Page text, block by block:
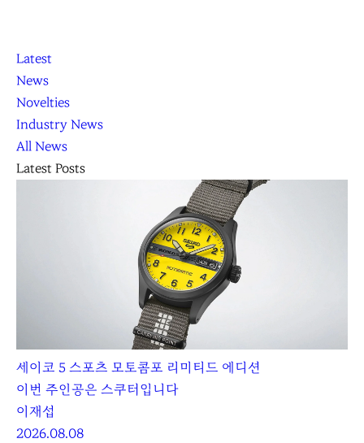
K
L
O
C
C
A
닫
기
K
L
O
C
C
A
Latest
News
Novelties
Industry News
All News
Latest Posts
세이코 5 스포츠 모토콤포 리미티드 에디션
이번 주인공은 스쿠터입니다
이재섭
2026.08.08